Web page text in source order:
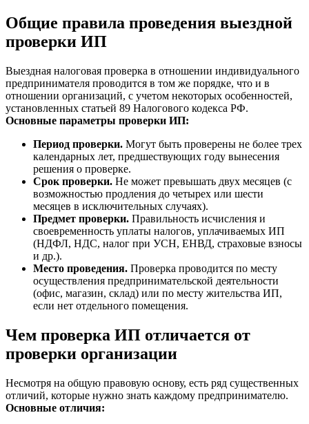
Общие правила проведения выездной
проверки ИП
Выездная налоговая проверка в отношении индивидуального
предпринимателя проводится в том же порядке, что и в
отношении организаций, с учетом некоторых особенностей,
установленных статьей 89 Налогового кодекса РФ.
Основные параметры проверки ИП:
Период проверки. Могут быть проверены не более трех
календарных лет, предшествующих году вынесения
решения о проверке.
Срок проверки. Не может превышать двух месяцев (с
возможностью продления до четырех или шести
месяцев в исключительных случаях).
Предмет проверки. Правильность исчисления и
своевременность уплаты налогов, уплачиваемых ИП
(НДФЛ, НДС, налог при УСН, ЕНВД, страховые взносы
и др.).
Место проведения. Проверка проводится по месту
осуществления предпринимательской деятельности
(офис, магазин, склад) или по месту жительства ИП,
если нет отдельного помещения.
Чем проверка ИП отличается от
проверки организации
Несмотря на общую правовую основу, есть ряд существенных
отличий, которые нужно знать каждому предпринимателю.
Основные отличия: